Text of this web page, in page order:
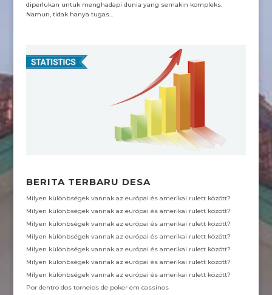
diperlukan untuk menghadapi dunia yang semakin kompleks.
Namun, tidak hanya tugas...
BERITA TERBARU DESA
Milyen különbségek vannak az európai és amerikai rulett között?
Milyen különbségek vannak az európai és amerikai rulett között?
Milyen különbségek vannak az európai és amerikai rulett között?
Milyen különbségek vannak az európai és amerikai rulett között?
Milyen különbségek vannak az európai és amerikai rulett között?
Milyen különbségek vannak az európai és amerikai rulett között?
Milyen különbségek vannak az európai és amerikai rulett között?
Por dentro dos torneios de poker em cassinos